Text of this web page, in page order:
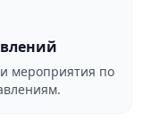
мероприятия по